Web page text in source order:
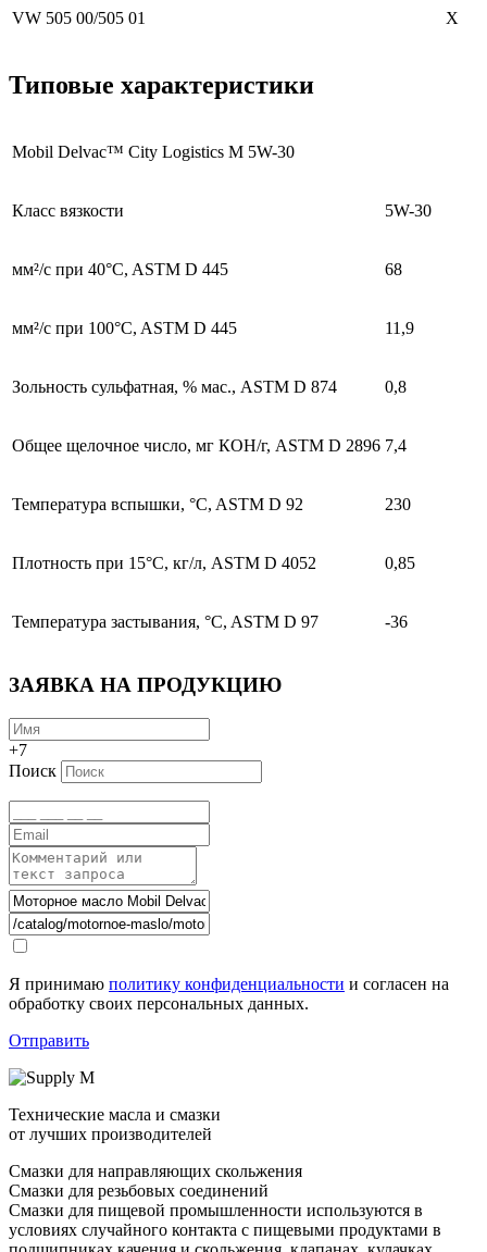
VW 505 00/505 01 X
Типовые характеристики
Mobil Delvac™ City Logistics M 5W-30
Класс вязкости 5W-30
мм²/с при 40°C, ASTM D 445 68
мм²/с при 100°C, ASTM D 445 11,9
Зольность сульфатная, % мас., ASTM D 874 0,8
Общее щелочное число, мг КОН/г, ASTM D 2896 7,4
Температура вспышки, °C, ASTM D 92 230
Плотность при 15°C, кг/л, ASTM D 4052 0,85
Температура застывания, °C, ASTM D 97 -36
ЗАЯВКА НА ПРОДУКЦИЮ
+7
Поиск
Я принимаю политику конфиденциальности и согласен на
обработку своих персональных данных.
Отправить
Технические масла и смазки
от лучших производителей
Смазки для направляющих скольжения
Смазки для резьбовых соединений
Смазки для пищевой промышленности используются в
условиях случайного контакта с пищевыми продуктами в